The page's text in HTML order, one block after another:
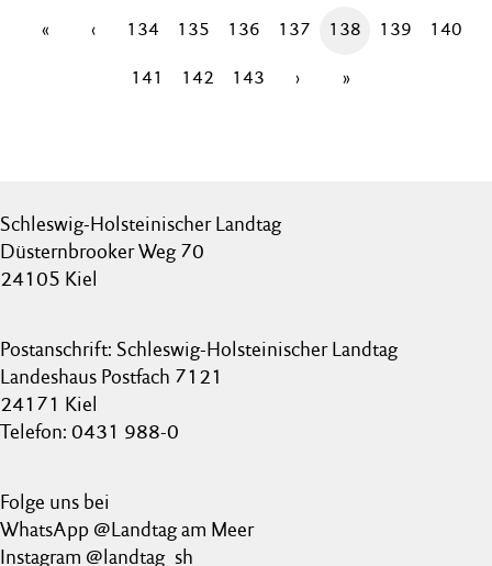
« ‹ 134 135 136 137 138 139 140
141 142 143 › »
Schleswig-Holsteinischer Landtag
Düsternbrooker Weg 70
24105 Kiel
Postanschrift: Schleswig-Holsteinischer Landtag
Landeshaus Postfach 7121
24171 Kiel
Telefon: 0431 988-0
Folge uns bei
WhatsApp @Landtag am Meer
Instagram @landtag_sh